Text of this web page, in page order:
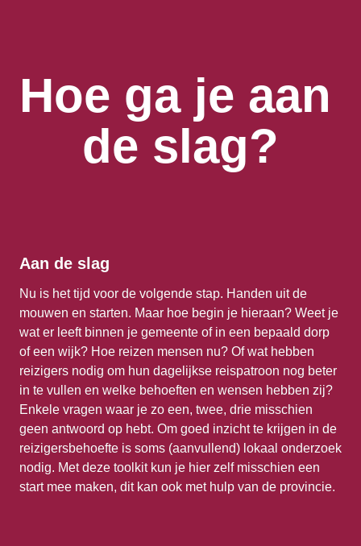
Hoe ga je aan
de slag?
Aan de slag
Nu is het tijd voor de volgende stap. Handen uit de
mouwen en starten. Maar hoe begin je hieraan? Weet je
wat er leeft binnen je gemeente of in een bepaald dorp
of een wijk? Hoe reizen mensen nu? Of wat hebben
reizigers nodig om hun dagelijkse reispatroon nog beter
in te vullen en welke behoeften en wensen hebben zij?
Enkele vragen waar je zo een, twee, drie misschien
geen antwoord op hebt. Om goed inzicht te krijgen in de
reizigersbehoefte is soms (aanvullend) lokaal onderzoek
nodig. Met deze toolkit kun je hier zelf misschien een
start mee maken, dit kan ook met hulp van de provincie.